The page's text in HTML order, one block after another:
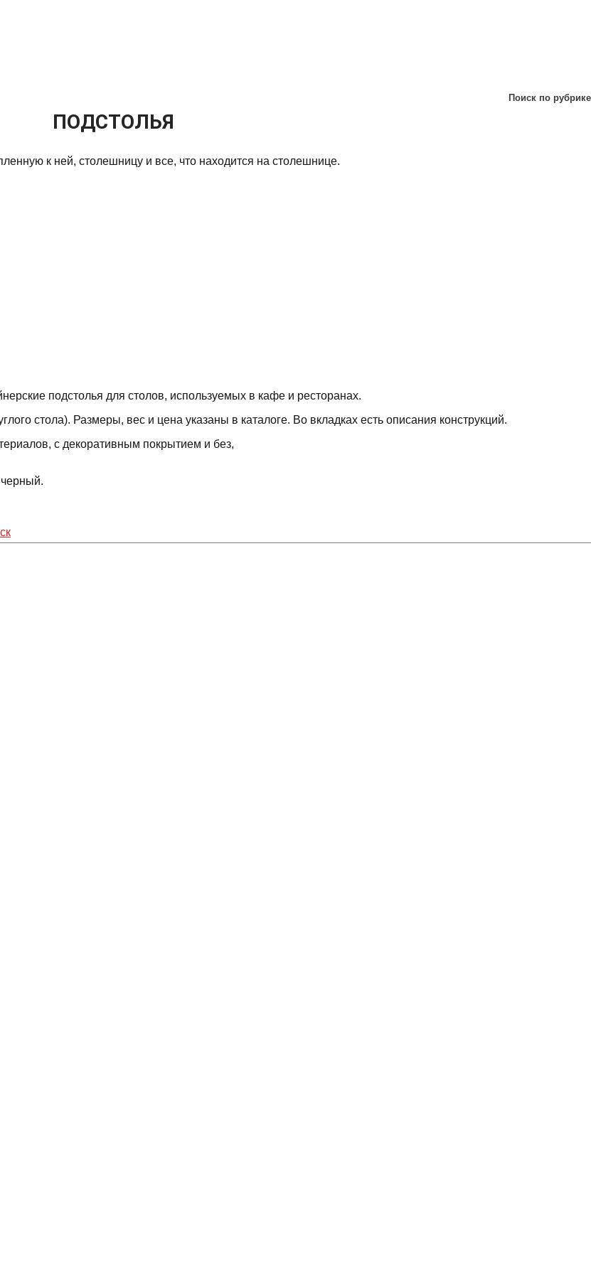
Поиск по рубрике
ПОДСТОЛЬЯ
к ней, столешницу и все, что находится на столешнице.
подстолья для столов, используемых в кафе и ресторанах.
стола). Размеры, вес и цена указаны в каталоге. Во вкладках есть описания конструкций.
с декоративным покрытием и без,
черный.